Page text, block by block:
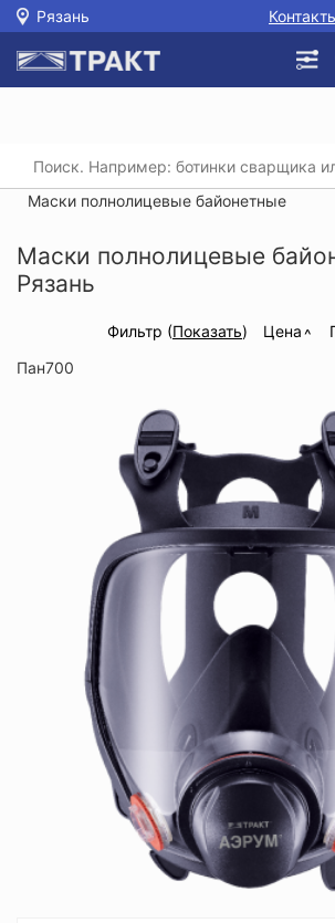
Рязань
Главная / /
Маски, полумаски, фильтры
Маски полнолицевые байонетные
Маски полнолицевые
Рязань
Фильтр (Показать) Цена
Пан700